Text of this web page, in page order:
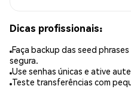
Dicas profissionais:
Faça backup das seed
segura.
Use senhas únicas e ative
Teste transferências com